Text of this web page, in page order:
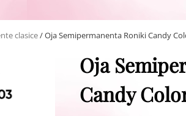
clasice/ Oja Semipermanenta Roniki Candy
Oja
Candy